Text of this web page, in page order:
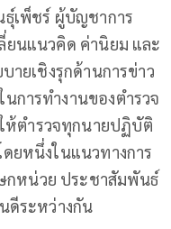
ธุ์เพ็ชร์ ผู้บัญชาการ
ยนแนวคิด ค่านิยม และ
ายเชิงรุกด้านการข่าว
การทำงานของตำรวจ
ห้ตำรวจทุกนายปฏิบัติ
ยหนึ่งในแนวทางการ
กหน่วย ประชาสัมพันธ์
ดีระหว่างกัน